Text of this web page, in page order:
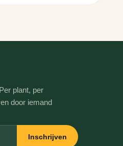
plant, per
door iemand
Inschrijven